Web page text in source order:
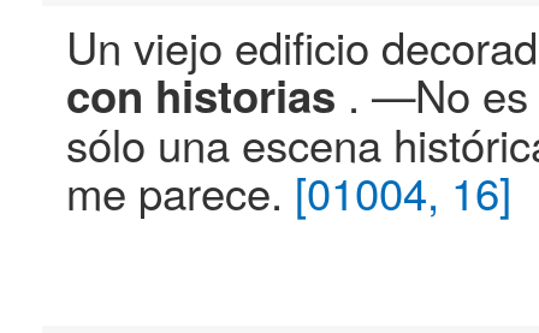
Un viejo edificio
con historias . —No es
sólo una escena
me parece. [01004, 16]